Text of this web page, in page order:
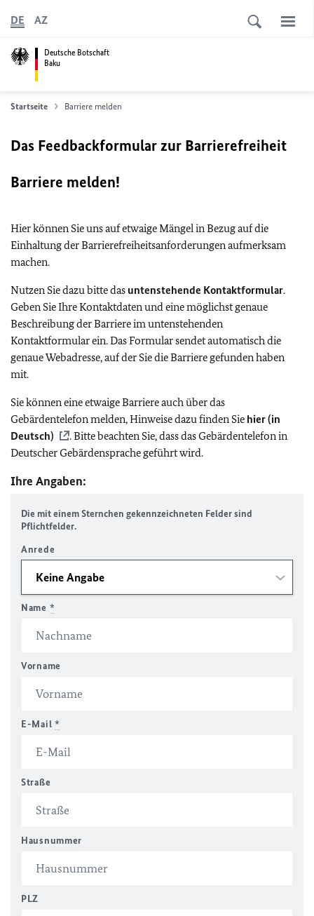
Deutsche Botschaft
Baku
DE AZ
Startseite Barriere melden
Das Feedbackformular zur Barrierefreiheit
Barriere melden!
Hier können Sie uns auf etwaige Mängel in Bezug auf die
Einhaltung der Barrierefreiheitsanforderungen aufmerksam
machen.
Nutzen Sie dazu bitte das untenstehende Kontaktformular.
Geben Sie Ihre Kontaktdaten und eine möglichst genaue
Beschreibung der Barriere im untenstehenden
Kontaktformular ein. Das Formular sendet automatisch die
genaue Webadresse, auf der Sie die Barriere gefunden haben
mit.
Sie können eine etwaige Barriere auch über das
Gebärdentelefon melden, Hinweise dazu finden Sie hier (in
Deutsch)
. Bitte beachten Sie, dass das Gebärdentelefon in
Deutscher Gebärdensprache geführt wird.
Ihre Angaben:
Die mit einem Sternchen gekennzeichneten Felder sind
Pflichtfelder.
Anrede
Name *
Vorname
E-Mail *
Straße
Hausnummer
PLZ